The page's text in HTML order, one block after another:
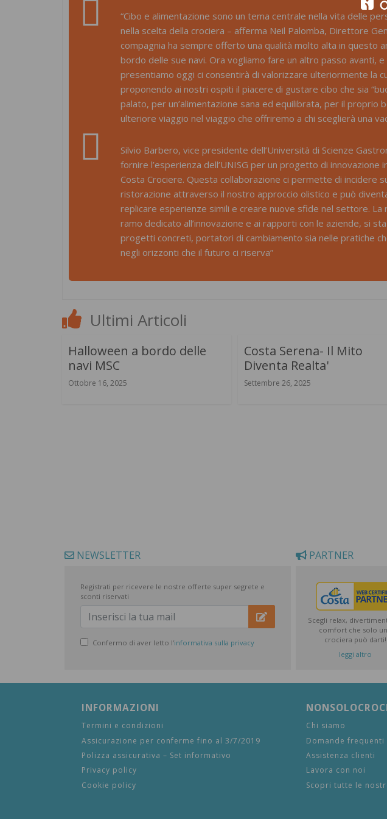
“Cibo e alimentazione sono un tema centrale nella vita delle
nella scelta della crociera – afferma Neil Palomba, Direttore
compagnia ha sempre offerto una qualità molto alta in questo
bordo delle sue navi. Ora vogliamo fare un altro passo avanti, e
presentiamo oggi ci consentirà di valorizzare ulteriormente la
proponendo ai nostri ospiti il piacere di gustare cibo che sia
palato, per un’alimentazione sana ed equilibrata, per il proprio
ulteriore viaggio nel viaggio che offriremo a chi sceglierà una
Silvio Barbero, vice presidente dell’Università di Scienze
fornire l’esperienza dell’UNISG per un progetto di innovazione
Costa Crociere. Questa collaborazione ci permette di incidere
ristorazione attraverso il nostro approccio olistico e può
replicare esperienze simili e creare nuove sfide nel settore. La
ramo dedicato all’innovazione e ai rapporti con le aziende, si
progetti concreti, portatori di cambiamento sia nelle pratiche
negli orizzonti che il futuro ci riserva”
Ultimi Articoli
Halloween a bordo delle
navi MSC
Ottobre 16, 2025
Costa Serena- Il Mito
Diventa Realta'
Settembre 26, 2025
NEWSLETTER
Registrati per ricevere le nostre offerte super segrete e
sconti riservati
Confermo di aver letto l'informativa sulla privacy
PARTNER
Scegli relax,
comfort che solo
crociera può darti!
leggi altro
INFORMAZIONI
Termini e condizioni
Assicurazione per conferme fino al 3/7/2019
Polizza assicurativa – Set informativo
Privacy policy
Cookie policy
Chi siamo
Domande frequenti
Assistenza clienti
Lavora con noi
Scopri tutte le